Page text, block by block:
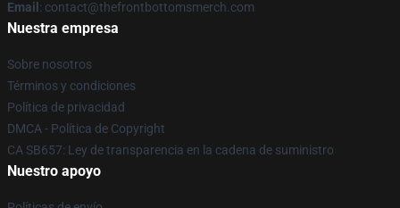
Email : contact@thefrontbottomsmerch.com
Nuestra empresa
Sobre nosotros
Términos y condiciones
Política de privacidad
DMCA - Política de Copyright
CA SB657: Ley de transparencia en la cadena de suministro
Nuestro apoyo